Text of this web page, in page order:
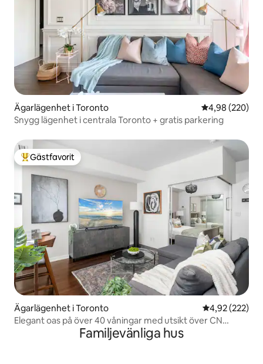
Ägarlägenhet i Toronto 4,98 av 5 i
4,98 (220)
Snygg lägenhet i centrala Toronto + gratis parkering
Populär gästfavorit
Gästfavorit
Ägarlägenhet i Toronto 4,92 av 5 i
4,92 (222)
Elegant oas på över 40 våningar med utsikt över CN
Familjevänliga hus